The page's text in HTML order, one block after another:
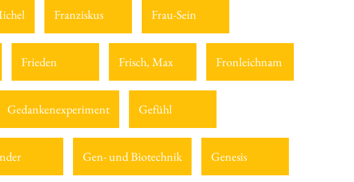
Franziskus Frau-Sein
Frieden Frisch, Max Fronleichnam
Gedankenexperiment Gefühl
Gen- und Biotechnik Genesis